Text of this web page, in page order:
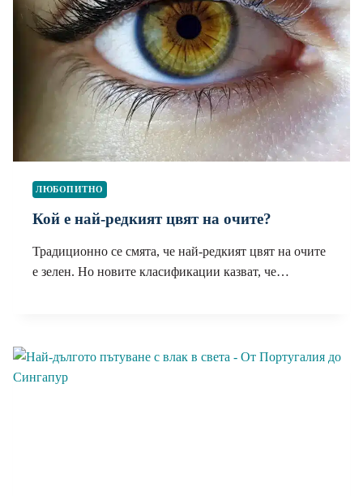
ЛЮБОПИТНО
Кой е най-редкият цвят на очите?
Традиционно се смята, че най-редкият цвят на очите
е зелен. Но новите класификации казват, че…